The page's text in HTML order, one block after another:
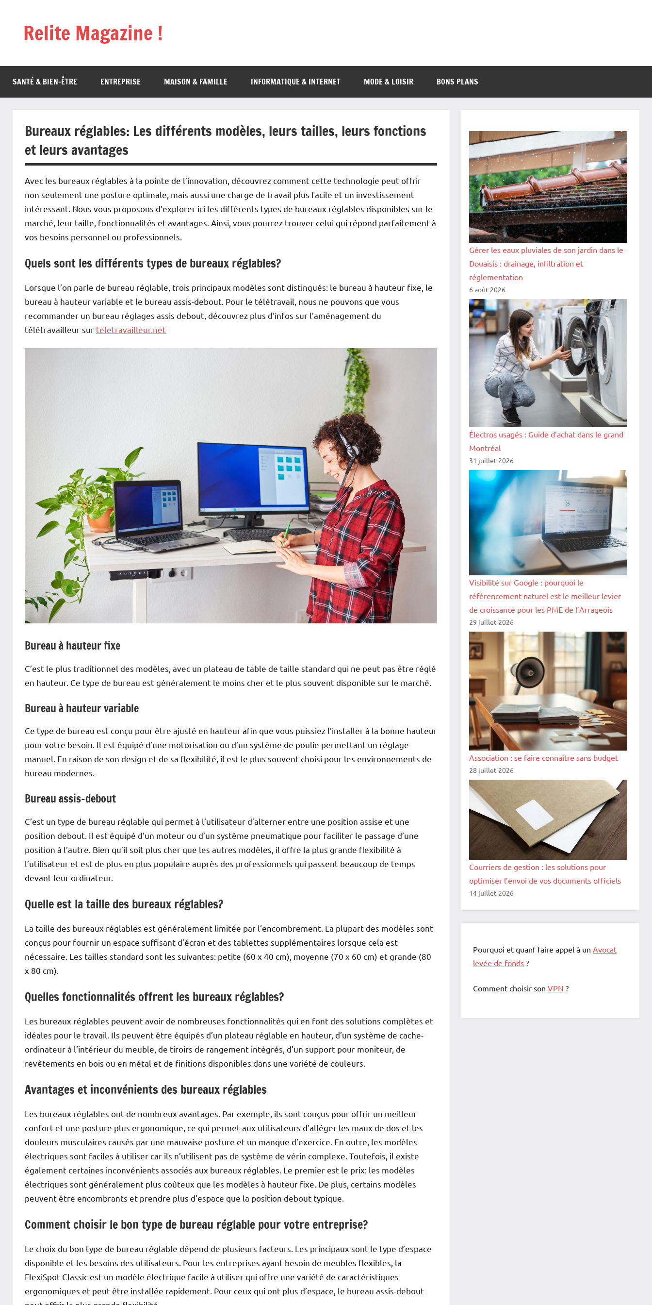
contenuRelite Magazine !
SANTÉ & BIEN-ÊTRE ENTREPRISE MAISON & FAMILLE INFORMATIQUE & INTERNET MODE & LOISIR BONS PLANS
Bureaux réglables: Les différents modèles, leurs tailles, leurs fonctions
et leurs avantages
Avec les bureaux réglables à la pointe de l’innovation, découvrez comment cette technologie peut offrir
non seulement une posture optimale, mais aussi une charge de travail plus facile et un investissement
intéressant. Nous vous proposons d’explorer ici les différents types de bureaux réglables disponibles sur le
marché, leur taille, fonctionnalités et avantages. Ainsi, vous pourrez trouver celui qui répond parfaitement à
vos besoins personnel ou professionnels.
Quels sont les différents types de bureaux réglables?
Lorsque l’on parle de bureau réglable, trois principaux modèles sont distingués: le bureau à hauteur fixe, le
bureau à hauteur variable et le bureau assis-debout. Pour le télétravail, nous ne pouvons que vous
recommander un bureau réglages assis debout, découvrez plus d’infos sur l’aménagement du
télétravailleur sur teletravailleur.net
Bureau à hauteur fixe
C’est le plus traditionnel des modèles, avec un plateau de table de taille standard qui ne peut pas être réglé
en hauteur. Ce type de bureau est généralement le moins cher et le plus souvent disponible sur le marché.
Bureau à hauteur variable
Ce type de bureau est conçu pour être ajusté en hauteur afin que vous puissiez l’installer à la bonne hauteur
pour votre besoin. Il est équipé d’une motorisation ou d’un système de poulie permettant un réglage
manuel. En raison de son design et de sa flexibilité, il est le plus souvent choisi pour les environnements de
bureau modernes.
Bureau assis-debout
C’est un type de bureau réglable qui permet à l’utilisateur d’alterner entre une position assise et une
position debout. Il est équipé d’un moteur ou d’un système pneumatique pour faciliter le passage d’une
position à l’autre. Bien qu’il soit plus cher que les autres modèles, il offre la plus grande flexibilité à
l’utilisateur et est de plus en plus populaire auprès des professionnels qui passent beaucoup de temps
devant leur ordinateur.
Quelle est la taille des bureaux réglables?
La taille des bureaux réglables est généralement limitée par l’encombrement. La plupart des modèles sont
conçus pour fournir un espace suffisant d’écran et des tablettes supplémentaires lorsque cela est
nécessaire. Les tailles standard sont les suivantes: petite (60 x 40 cm), moyenne (70 x 60 cm) et grande (80
x 80 cm).
Quelles fonctionnalités offrent les bureaux réglables?
Les bureaux réglables peuvent avoir de nombreuses fonctionnalités qui en font des solutions complètes et
idéales pour le travail. Ils peuvent être équipés d’un plateau réglable en hauteur, d’un système de cache-
ordinateur à l’intérieur du meuble, de tiroirs de rangement intégrés, d’un support pour moniteur, de
revêtements en bois ou en métal et de finitions disponibles dans une variété de couleurs.
Avantages et inconvénients des bureaux réglables
Les bureaux réglables ont de nombreux avantages. Par exemple, ils sont conçus pour offrir un meilleur
confort et une posture plus ergonomique, ce qui permet aux utilisateurs d’alléger les maux de dos et les
douleurs musculaires causés par une mauvaise posture et un manque d’exercice. En outre, les modèles
électriques sont faciles à utiliser car ils n’utilisent pas de système de vérin complexe. Toutefois, il existe
également certaines inconvénients associés aux bureaux réglables. Le premier est le prix: les modèles
électriques sont généralement plus coûteux que les modèles à hauteur fixe. De plus, certains modèles
peuvent être encombrants et prendre plus d’espace que la position debout typique.
Comment choisir le bon type de bureau réglable pour votre entreprise?
Le choix du bon type de bureau réglable dépend de plusieurs facteurs. Les principaux sont le type d’espace
disponible et les besoins des utilisateurs. Pour les entreprises ayant besoin de meubles flexibles, la
FlexiSpot Classic est un modèle électrique facile à utiliser qui offre une variété de caractéristiques
ergonomiques et peut être installée rapidement. Pour ceux qui ont plus d’espace, le bureau assis-debout
Gérer les eaux pluviales de son jardin dans le
Douaisis : drainage, infiltration et
réglementation
6 août 2026
Électros usagés : Guide d’achat dans le grand
Montréal
31 juillet 2026
Visibilité sur Google : pourquoi le
référencement naturel est le meilleur levier
de croissance pour les PME de l’Arrageois
29 juillet 2026
Association : se faire connaître sans budget
28 juillet 2026
Courriers de gestion : les solutions pour
optimiser l’envoi de vos documents officiels
14 juillet 2026
Pourquoi et quanf faire appel à un Avocat
levée de fonds ?
Comment choisir son VPN ?